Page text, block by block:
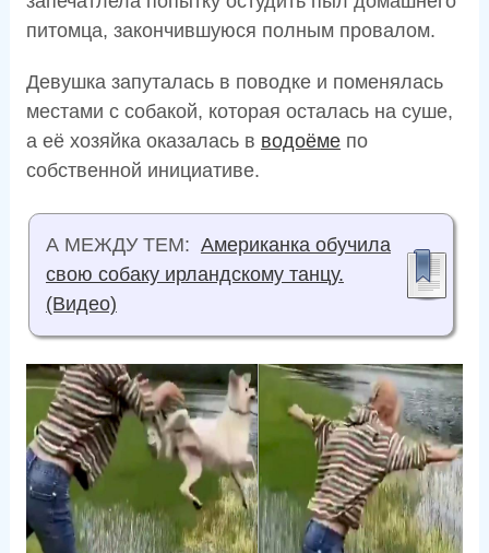
питомца, закончившуюся полным провалом.
Девушка запуталась в поводке и поменялась
местами с собакой, которая осталась на суше,
а её хозяйка оказалась в водоёмепо
собственной инициативе.
А МЕЖДУ ТЕМ: Американка обучила
свою собаку ирландскому танцу.
(Видео)